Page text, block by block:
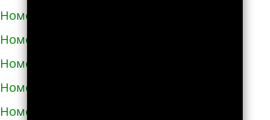
Номера телефонов такси в Красилове
Номера телефонов такси в Краснограде
Номера телефонов такси в Кременце
Номера телефонов такси в Кременчуге
Номера телефонов такси в Кривом Роге